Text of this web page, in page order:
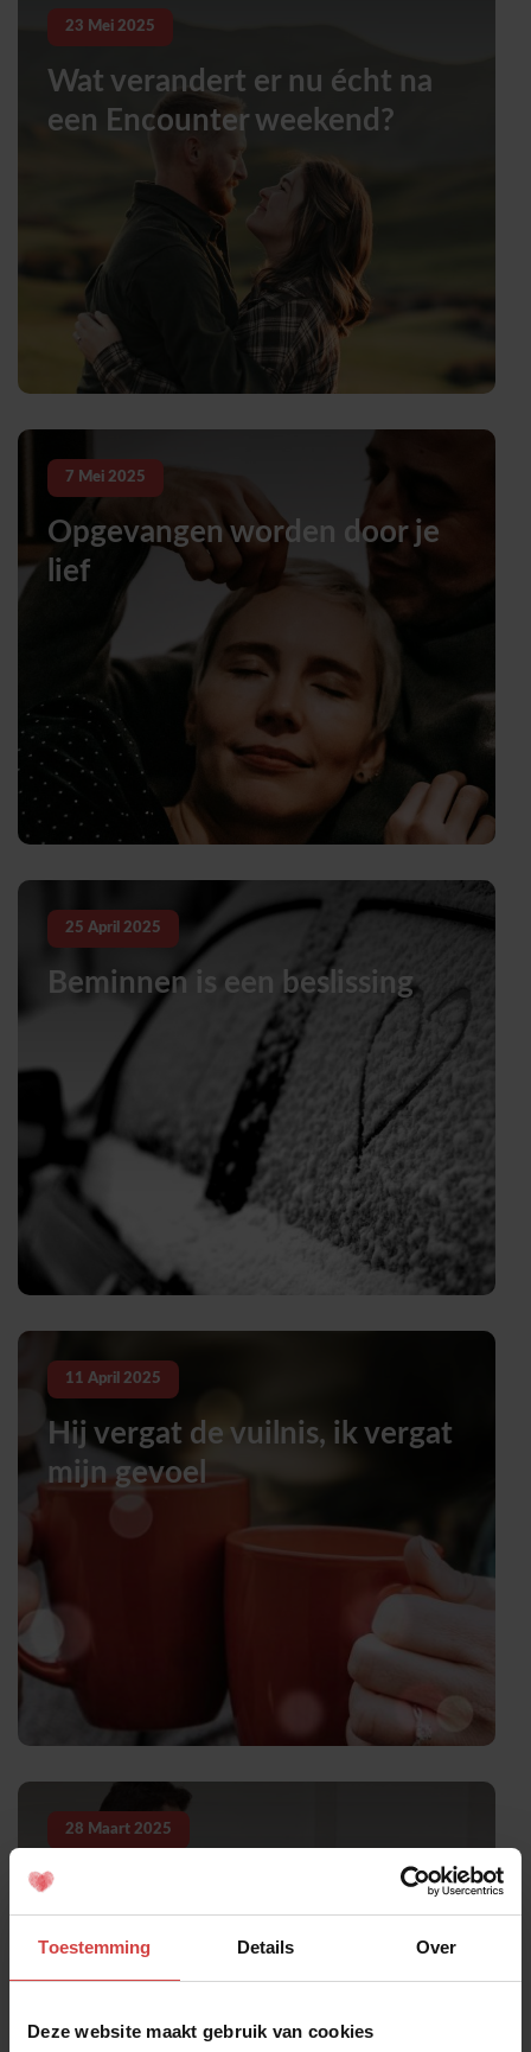
Toestemming Details Over
Deze website maakt gebruik van cookies
23 Mei 2025
Wat verandert er nu écht na
een Encounter weekend?
7 Mei 2025
Opgevangen worden door je
lief
25 April 2025
Beminnen is een beslissing
11 April 2025
Hij vergat de vuilnis, ik vergat
mijn gevoel
28 Maart 2025
5 signalen dat jullie langs elkaar
heen praten (en wat je er aan
kunt doen)